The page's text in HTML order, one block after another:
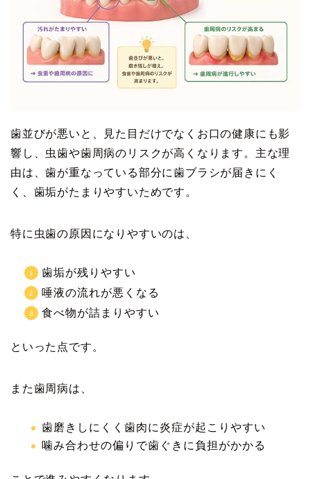
歯並びが悪いと、見た目だけでなくお口の健康にも影
響し、虫歯や歯周病のリスクが高くなります。主な理
由は、歯が重なっている部分に歯ブラシが届きにく
く、歯垢がたまりやすいためです。
特に虫歯の原因になりやすいのは、
歯垢が残りやすい
唾液の流れが悪くなる
食べ物が詰まりやすい
といった点です。
また歯周病は、
歯磨きしにくく歯肉に炎症が起こりやすい
噛み合わせの偏りで歯ぐきに負担がかかる